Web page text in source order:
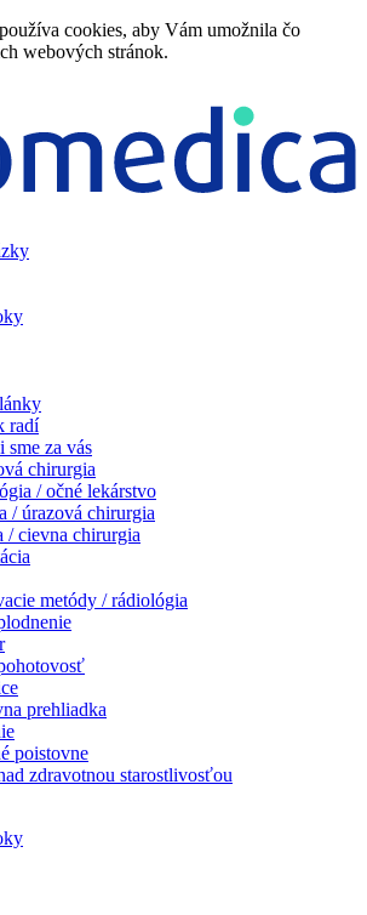
cookies, aby Vám umožnila čo
webových stránok.
radí
za vás
chirurgia
/ očné lekárstvo
/ úrazová chirurgia
/ cievna chirurgia
metódy / rádiológia
prehliadka
poistovne
zdravotnou starostlivosťou